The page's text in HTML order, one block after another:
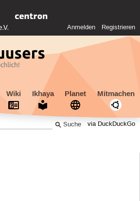
Anmelden Registrieren
Wiki Ikhaya Planet Mitmachen
via DuckDuckGo